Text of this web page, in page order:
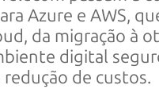
Azure e AWS,
da migração à
digital
de custos.